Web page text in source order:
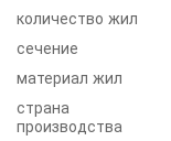
количество жил
сечение
материал жил
страна
производства